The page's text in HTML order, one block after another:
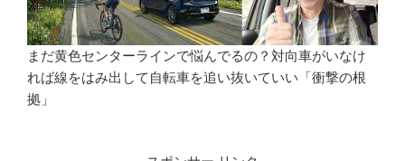
まだ黄色センターラインで悩んでるの？対向車がいなけ
れば線をはみ出して自転車を追い抜いていい「衝撃の根
拠」